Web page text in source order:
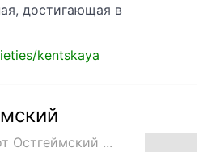
достигающая в
kentskaya
Остгеймский ...